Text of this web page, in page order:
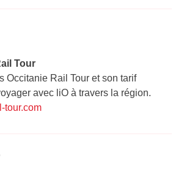
Tour​
Occitanie Rail Tour et son tarif
avec liO à travers la région.
tour.com